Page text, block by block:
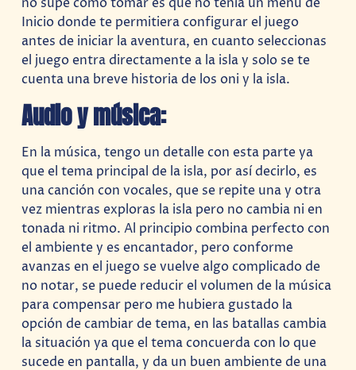
Inicio donde te permitiera configurar el juego
antes de iniciar la aventura, en cuanto seleccionas
el juego entra directamente a la isla y solo se te
cuenta una breve historia de los oni y la isla.
Audio y música:
En la música, tengo un detalle con esta parte ya
que el tema principal de la isla, por así decirlo, es
una canción con vocales, que se repite una y otra
vez mientras exploras la isla pero no cambia ni en
tonada ni ritmo. Al principio combina perfecto con
el ambiente y es encantador, pero conforme
avanzas en el juego se vuelve algo complicado de
no notar, se puede reducir el volumen de la música
para compensar pero me hubiera gustado la
opción de cambiar de tema, en las batallas cambia
la situación ya que el tema concuerda con lo que
sucede en pantalla, y da un buen ambiente de una